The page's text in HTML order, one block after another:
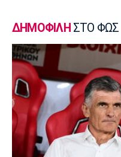
Μπάσκετ Ελλάδα
Γιατί ο
απόφαση του
15:00
Champions League
Ολυμπιακός:
εισιτήρια με
14:50
ΔΗΜΟΦΙΛΗ ΣΤΟ ΦΩΣ